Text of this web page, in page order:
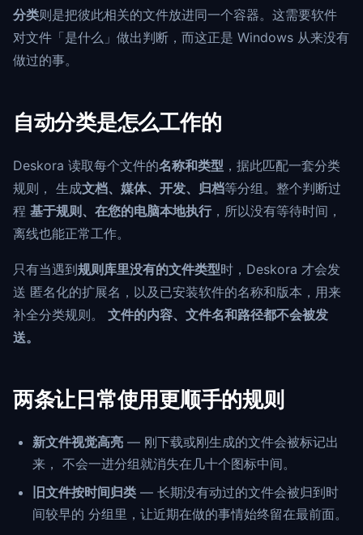
分类则是把彼此相关的文件放进同一个容器。这需要软件
对文件「是什么」做出判断，而这正是 Windows 从来没有
做过的事。
自动分类是怎么工作的
Deskora 读取每个文件的名称和类型 ，据此匹配一套分类
规则， 生成文档、媒体、开发、归档等分组。整个判断过
程 基于规则、在您的电脑本地执行，所以没有等待时间，
离线也能正常工作。
只有当遇到规则库里没有的文件类型时，Deskora 才会发
送 匿名化的扩展名，以及已安装软件的名称和版本，用来
补全分类规则。 文件的内容、文件名和路径都不会被发
送。
两条让日常使用更顺手的规则
新文件视觉高亮 — 刚下载或刚生成的文件会被标记出
来， 不会一进分组就消失在几十个图标中间。
旧文件按时间归类 — 长期没有动过的文件会被归到时
间较早的 分组里，让近期在做的事情始终留在最前面。